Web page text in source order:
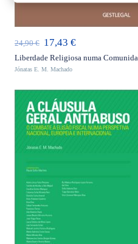
24,90€ O
preço
original
era:
24,90 €.
17,43 €O
preço
é:
17,43 €.
Liberdade Religiosa numa
Jónatas E. M. Machado